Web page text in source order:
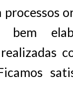
processos
bem